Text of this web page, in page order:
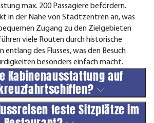
max. 200 Passagiere befördern.
in der Nähe von Stadtzentren an, was
Zugang zu den Zielgebieten
viele Routen durch historische
entlang des Flusses, was den Besuch
besonders einfach macht.
Kabinenausstattung auf
feste Sitzplätze im